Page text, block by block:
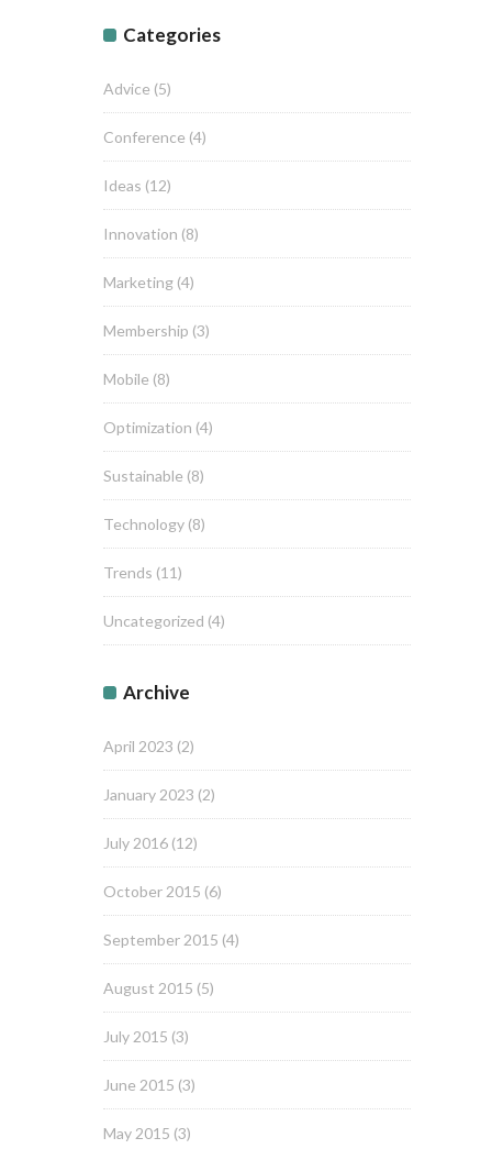
Categories
Advice (5)
Conference (4)
Ideas (12)
Innovation (8)
Marketing (4)
Membership (3)
Mobile (8)
Optimization (4)
Sustainable (8)
Technology (8)
Trends (11)
Uncategorized (4)
Archive
April 2023 (2)
January 2023 (2)
July 2016 (12)
October 2015 (6)
September 2015 (4)
August 2015 (5)
July 2015 (3)
June 2015 (3)
May 2015 (3)